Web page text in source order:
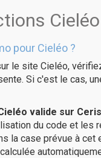
Cieléo
pour Cieléo ?
le site Cieléo,
Si c'est le cas,
valide sur
du code et les
la case prévue à